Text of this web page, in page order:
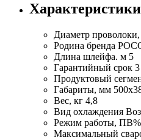
Диаметр
Родина бренда
Длина шлейфа. м 5
Гарантийный срок
Продуктовый
Габариты, мм
Вес, кг 4,8
Вид охлаждения
Режим работы, ПВ%
Максимальный